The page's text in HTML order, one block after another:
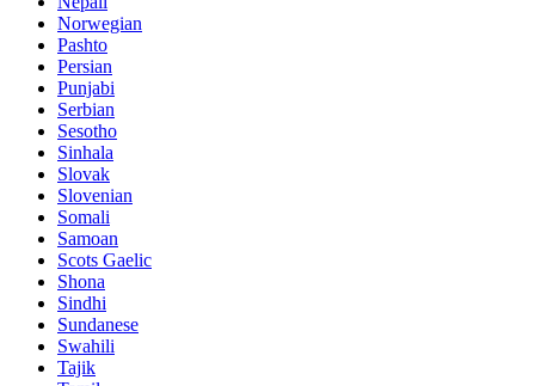
Norwegian
Pashto
Persian
Punjabi
Serbian
Sesotho
Sinhala
Slovak
Slovenian
Somali
Samoan
Scots Gaelic
Shona
Sindhi
Sundanese
Swahili
Tajik